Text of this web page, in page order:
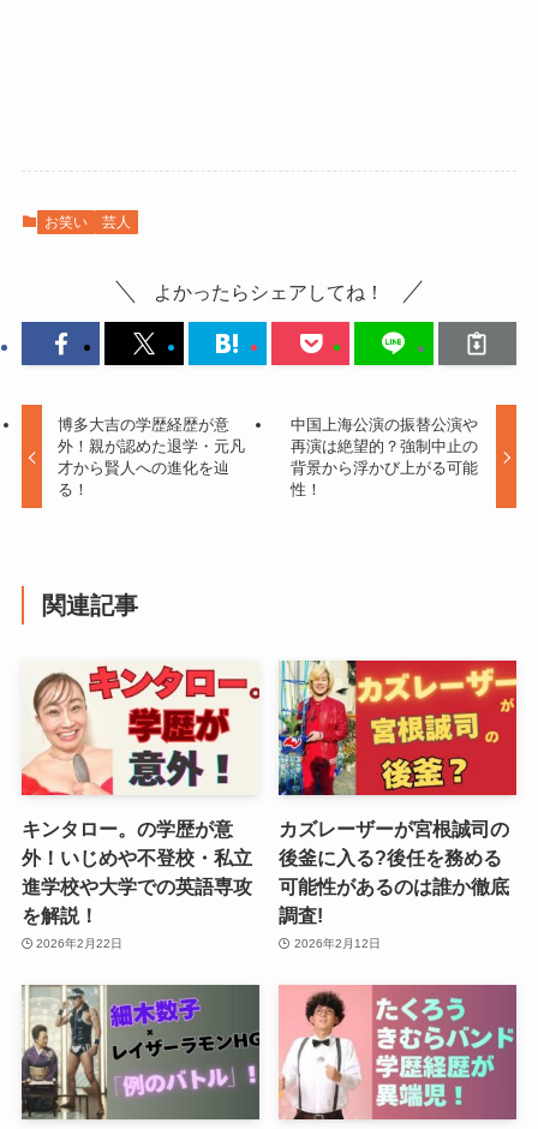
お笑い 芸人
よかったらシェアしてね！
博多大吉の学歴経歴が意
外！親が認めた退学・元凡
才から賢人への進化を辿
る！
中国上海公演の振替公演や
再演は絶望的？強制中止の
背景から浮かび上がる可能
性！
関連記事
キンタロー。の学歴が意
外！いじめや不登校・私立
進学校や大学での英語専攻
を解説！
2026年2月22日
カズレーザーが宮根誠司の
後釜に入る?後任を務める
可能性があるのは誰か徹底
調査!
2026年2月12日